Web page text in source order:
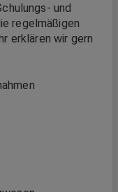
und
regelmäßigen
erklären wir gern